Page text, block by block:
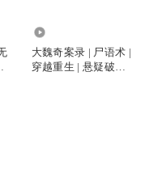
大魏奇案录 | 尸语术 |
穿越重生 | 悬疑破案 |